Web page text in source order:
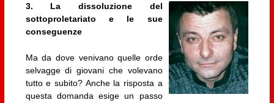
3. La dissoluzione del
sottoproletariato e le sue
conseguenze
Ma da dove venivano quelle orde
selvagge di giovani che volevano
tutto e subito? Anche la risposta a
questa domanda esige un passo